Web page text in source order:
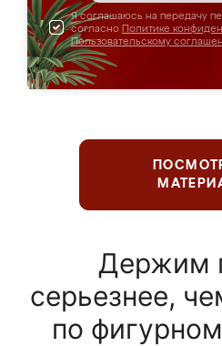
Я соглашаюсь на передачу
согласно Политике
Пользовательскому
Держим
серьезнее,
по